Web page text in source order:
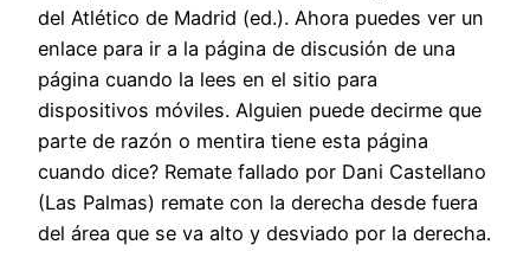
del Atlético de Madrid (ed.). Ahora puedes ver un
enlace para ir a la página de discusión de una
página cuando la lees en el sitio para
dispositivos móviles. Alguien puede decirme que
parte de razón o mentira tiene esta página
cuando dice? Remate fallado por Dani Castellano
(Las Palmas) remate con la derecha desde fuera
del área que se va alto y desviado por la derecha.